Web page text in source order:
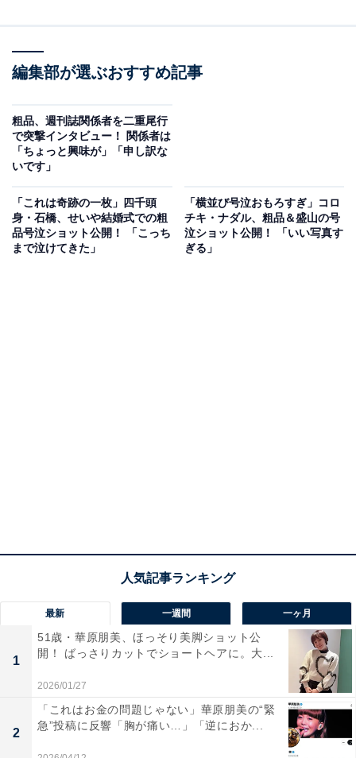
編集部が選ぶおすすめ記事
粗品、週刊誌関係者を二重尾行
で突撃インタビュー！ 関係者は
「ちょっと興味が」「申し訳な
いです」
「これは奇跡の一枚」四千頭
身・石橋、せいや結婚式での粗
品号泣ショット公開！ 「こっち
まで泣けてきた」
「横並び号泣おもろすぎ」コロ
チキ・ナダル、粗品＆盛山の号
泣ショット公開！ 「いい写真す
ぎる」
最新 一週間 一ヶ月
1
51歳・華原朋美、ほっそり美脚ショット公
開！ ばっさりカットでショートヘアに。大...
2026/01/27
2
「これはお金の問題じゃない」華原朋美の“緊
急”投稿に反響「胸が痛い…」「逆におか...